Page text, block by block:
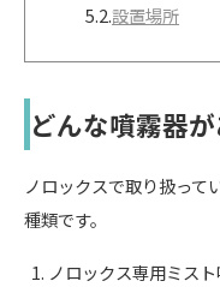
5.2.設置場所
どんな噴霧器
ノロックスで取り扱って
種類です。
ノロックス専用ミス